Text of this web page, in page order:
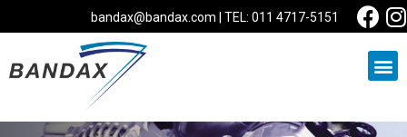
bandax@bandax.com | TEL: 011 4717-5151